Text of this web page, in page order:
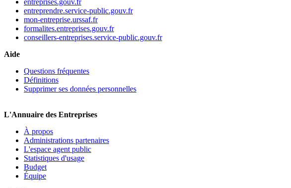
entreprises.gouv.fr
entreprendre.service-public.gouv.fr
mon-entreprise.urssaf.fr
formalites.entreprises.gouv.fr
conseillers-entreprises.service-public.gouv.fr
Aide
Questions fréquentes
Définitions
Supprimer ses données personnelles
L'Annuaire des Entreprises
À propos
Administrations partenaires
L'espace agent public
Statistiques d'usage
Budget
Équipe